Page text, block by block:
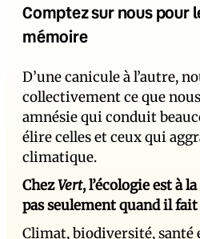
Comptez sur nous pour
mémoire
D’une canicule à l’autre,
collectivement ce que
amnésie qui conduit
élire celles et ceux qui
climatique.
ChezVert, l’écologie est à
pas seulement quand il
Climat, biodiversité, santé